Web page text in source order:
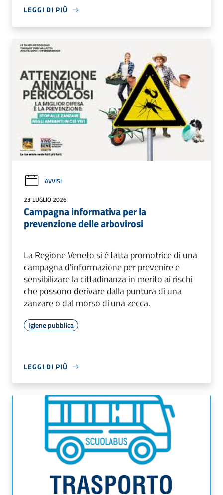
LEGGI DI PIÙ
AVVISI
23 LUGLIO 2026
Campagna informativa per la
prevenzione delle arbovirosi
La Regione Veneto si è fatta promotrice di una
campagna d'informazione per prevenire e
sensibilizare la cittadinanza in merito ai rischi
che possono derivare dalla puntura di una
zanzare o dal morso di una zecca.
Igiene pubblica
LEGGI DI PIÙ